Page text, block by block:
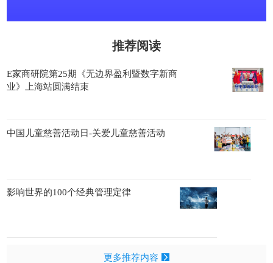
推荐阅读
E家商研院第25期《无边界盈利暨数字新商
业》上海站圆满结束
中国儿童慈善活动日-关爱儿童慈善活动
影响世界的100个经典管理定律
更多推荐内容